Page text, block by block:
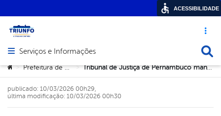
Acesso
Abrir menu principal de navegação
Serviços e Informações
Você está aqui:
> Prefeitura de Triunfo > Tribunal de Justiça de Pernambuco mantém decisão favorável ao Município de Triunfo em ação sobre tabela salarial do magistério
publicado: 10/03/2026 00h29,
última modificação: 10/03/2026 00h30
ACESSIBILIDADE